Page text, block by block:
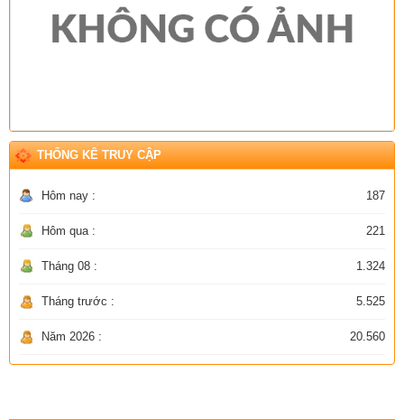
THỐNG KÊ TRUY CẬP
Hôm nay : 187
Hôm qua : 221
Tháng 08 : 1.324
Tháng trước : 5.525
Năm 2026 : 20.560